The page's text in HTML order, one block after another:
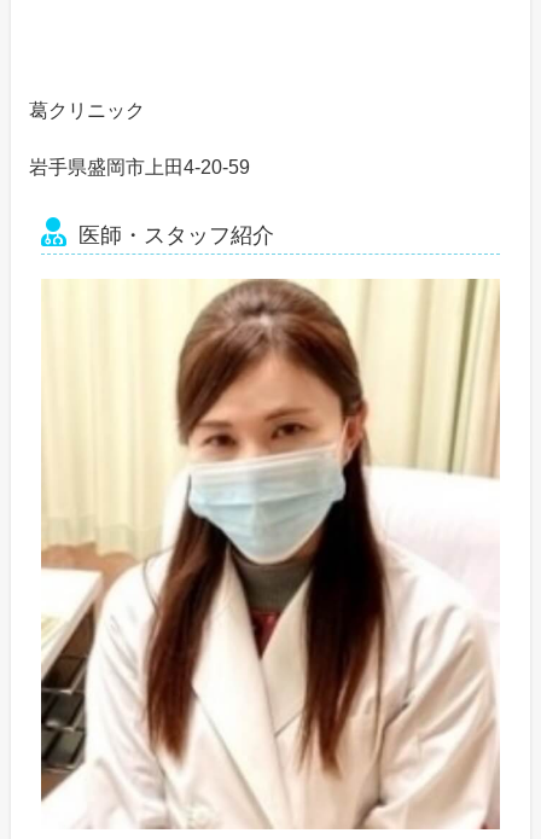
葛クリニック
岩手県盛岡市上田4-20-59
医師・スタッフ紹介